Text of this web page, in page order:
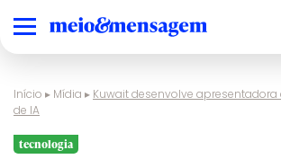
Início ▸ Mídia ▸ Kuwait desenvolve
de IA
tecnologia